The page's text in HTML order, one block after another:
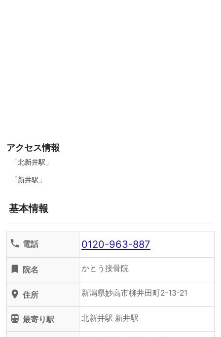
アクセス情報
「北新井駅」
「新井駅」
基本情報
phone 電話 0120-963-887
turned_in 院名 かとう接骨院
location_on 住所 新潟県妙高市柳井田町2-13-21
directions_subway 最寄り駅 北新井駅 新井駅